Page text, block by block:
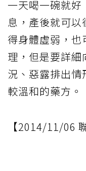
一天喝一碗就
息，產後就可
得身體虛弱，
理，但是要詳
況、惡露排出情
較溫和的藥方。
【2014/11/06